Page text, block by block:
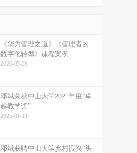
《华为管理之道》《管理者的
数字化转型》课程案例
2026-05-28
邓斌荣获中山大学2025年度“卓
越教学奖”
2026-01-11
邓斌获聘中山大学乡村振兴“头